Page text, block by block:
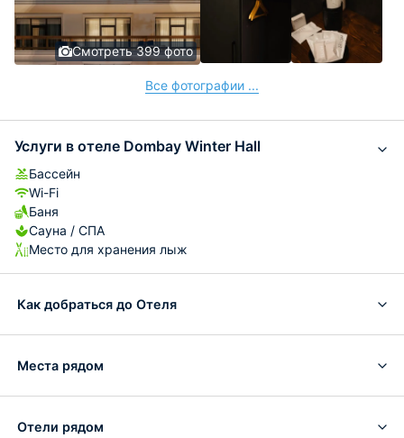
Смотреть 399 фото
Все фотографии ...
Услуги в отеле Dombay Winter Hall
Бассейн
Wi-Fi
Баня
Сауна / СПА
Место для хранения лыж
Как добраться до Отеля
Места рядом
Отели рядом